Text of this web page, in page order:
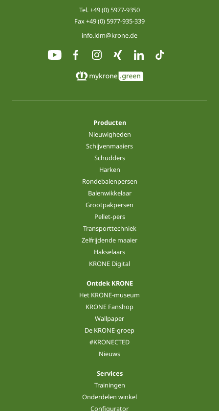
Tel.+49 (0) 5977-9350
Fax +49 (0) 5977-935-339
info.ldm@krone.de
Producten
Nieuwigheden
Schijvenmaaiers
Schudders
Harken
Rondebalenpersen
Balenwikkelaar
Grootpakpersen
Pellet-pers
Transporttechniek
Zelfrijdende maaier
Hakselaars
KRONE Digital
Ontdek KRONE
Het KRONE-museum
KRONE Fanshop
Wallpaper
De KRONE-groep
#KRONECTED
Nieuws
Services
Trainingen
Onderdelen winkel
Configurator